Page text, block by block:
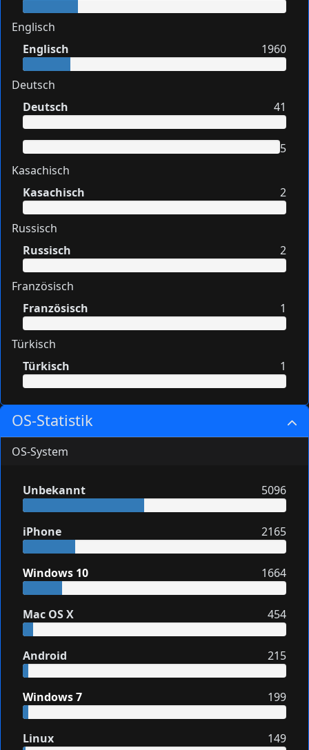
Englisch
Englisch
1960
Deutsch
Deutsch
41
5
Kasachisch
Kasachisch
2
Russisch
Russisch
2
Französisch
Französisch
1
Türkisch
Türkisch
1
OS-Statistik
OS-System
Unbekannt 5096
iPhone 2165
Windows 10 1664
Mac OS X 454
Android 215
Windows 7 199
Linux 149